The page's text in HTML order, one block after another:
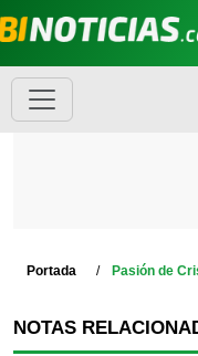
Portada Pasión de
NOTAS